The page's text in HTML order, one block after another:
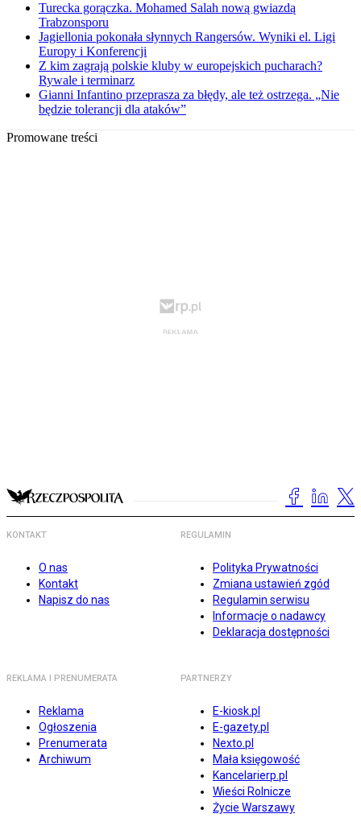
Turecka gorączka. Mohamed Salah nową gwiazdą
Trabzonsporu
Jagiellonia pokonała słynnych Rangersów. Wyniki el. Ligi
Europy i Konferencji
Z kim zagrają polskie kluby w europejskich pucharach?
Rywale i terminarz
Gianni Infantino przeprasza za błędy, ale też ostrzega. „Nie
będzie tolerancji dla ataków”
Promowane treści
KONTAKT
O nas
Kontakt
Napisz do nas
REGULAMIN
Polityka Prywatności
Zmiana ustawień zgód
Regulamin serwisu
Informacje o nadawcy
Deklaracja dostępności
REKLAMA I PRENUMERATA
Reklama
Ogłoszenia
Prenumerata
Archiwum
PARTNERZY
E-kiosk.pl
E-gazety.pl
Nexto.pl
Mała księgowość
Kancelarierp.pl
Wieści Rolnicze
Życie Warszawy